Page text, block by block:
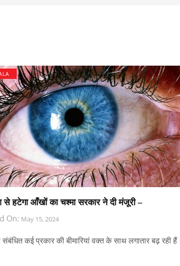
से हटेगा आँखों का चश्मा सरकार ने दी मंजूरी –
On: May 15, 2024
कई प्रकार की बीमारियां वक्त के साथ लगातार बढ़ रही